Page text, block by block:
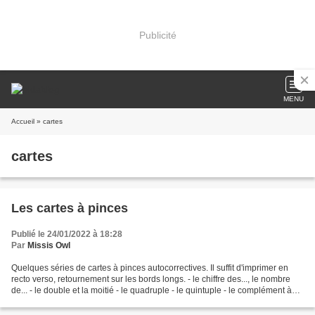
Publicité
MENU
Accueil » cartes
cartes
Les cartes à pinces
Publié le 24/01/2022 à 18:28
Par Missis Owl
Quelques séries de cartes à pinces autocorrectives. Il suffit d'imprimer en
recto verso, retournement sur les bords longs. - le chiffre des..., le nombre
de... - le double et la moitié - le quadruple - le quintuple - le complément à